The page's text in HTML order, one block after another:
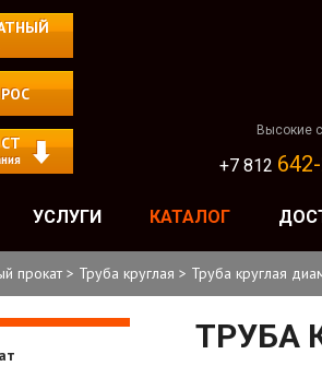
Высокие
+7 812
УСЛУГИ КАТАЛОГ
прокат > Труба круглая > Труба круглая
ТРУБА